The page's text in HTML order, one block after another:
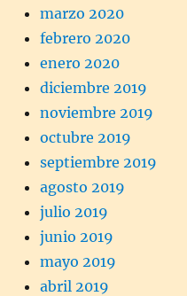
marzo 2020
febrero 2020
enero 2020
diciembre 2019
noviembre 2019
octubre 2019
septiembre 2019
agosto 2019
julio 2019
junio 2019
mayo 2019
abril 2019